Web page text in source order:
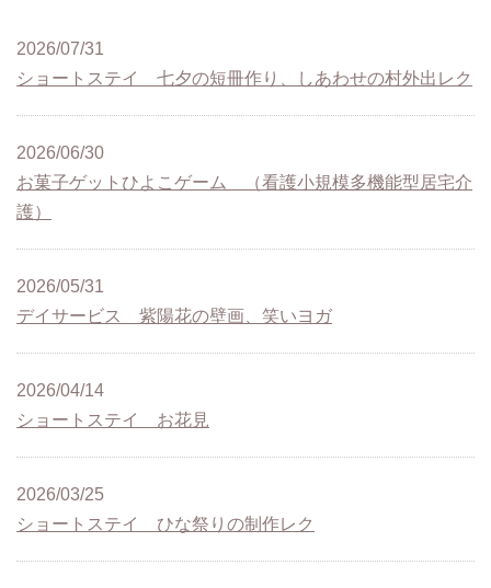
2026/07/31
ショートステイ 七夕の短冊作り、しあわせの村外出レク
2026/06/30
お菓子ゲットひよこゲーム （看護小規模多機能型居宅介
護）
2026/05/31
デイサービス 紫陽花の壁画、笑いヨガ
2026/04/14
ショートステイ お花見
2026/03/25
ショートステイ ひな祭りの制作レク